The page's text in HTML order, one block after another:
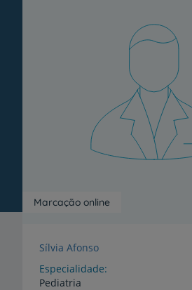
Marcação online
Sílvia Afonso
Especialidade
Pediatria